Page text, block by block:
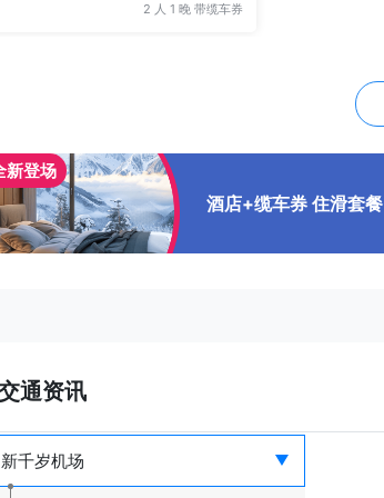
2 人 1 晚 带缆车券
新登场
酒店+缆车券 住滑套餐
通资讯